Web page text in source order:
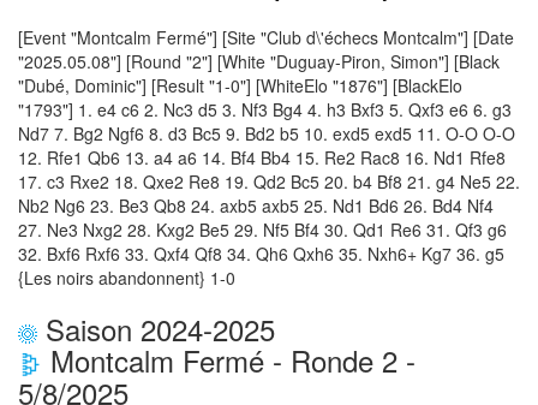
[Event "Montcalm Fermé"] [Site "Club d\'échecs Montcalm"] [Date
"2025.05.08"] [Round "2"] [White "Duguay-Piron, Simon"] [Black
"Dubé, Dominic"] [Result "1-0"] [WhiteElo "1876"] [BlackElo
"1793"] 1. e4 c6 2. Nc3 d5 3. Nf3 Bg4 4. h3 Bxf3 5. Qxf3 e6 6. g3
Nd7 7. Bg2 Ngf6 8. d3 Bc5 9. Bd2 b5 10. exd5 exd5 11. O-O O-O
12. Rfe1 Qb6 13. a4 a6 14. Bf4 Bb4 15. Re2 Rac8 16. Nd1 Rfe8
17. c3 Rxe2 18. Qxe2 Re8 19. Qd2 Bc5 20. b4 Bf8 21. g4 Ne5 22.
Nb2 Ng6 23. Be3 Qb8 24. axb5 axb5 25. Nd1 Bd6 26. Bd4 Nf4
27. Ne3 Nxg2 28. Kxg2 Be5 29. Nf5 Bf4 30. Qd1 Re6 31. Qf3 g6
32. Bxf6 Rxf6 33. Qxf4 Qf8 34. Qh6 Qxh6 35. Nxh6+ Kg7 36. g5
{Les noirs abandonnent} 1-0
Saison 2024-2025
Montcalm Fermé - Ronde 2 -
5/8/2025